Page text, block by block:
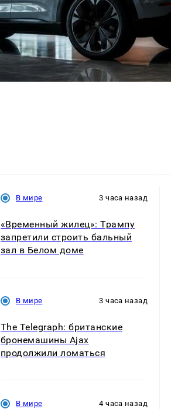
В мире 3 часа назад
«Временный жилец»: Трампу
запретили строить бальный
зал в Белом доме
В мире 3 часа назад
The Telegraph: британские
бронемашины Ajax
продолжили ломаться
В мире 4 часа назад